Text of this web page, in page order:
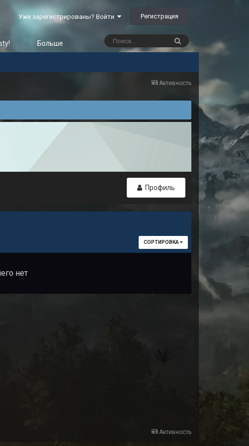
Уже зарегистрированы? Войти Регистрация
Больше
Активность
Профиль
СОРТИРОВКА
нет
Активность